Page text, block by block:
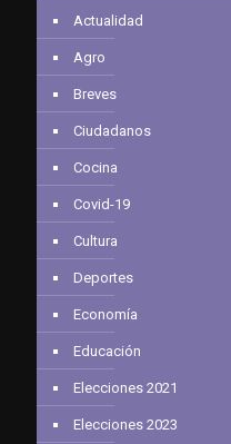
Actualidad
Agro
Breves
Ciudadanos
Cocina
Covid-19
Cultura
Deportes
Economía
Educación
Elecciones 2021
Elecciones 2023